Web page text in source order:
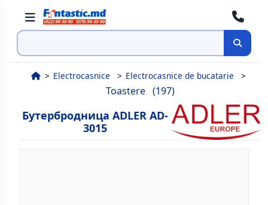
Поиск
Electrocasnice Electrocasnice de bucatarie
Toastere (197)
Бутербродница ADLER AD-
3015